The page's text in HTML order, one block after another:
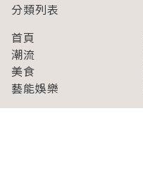
分類列表
首頁
潮流
美食
藝能娛樂